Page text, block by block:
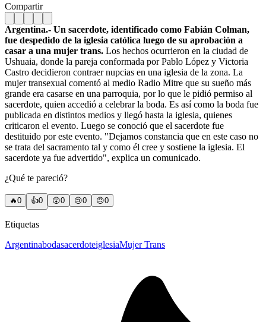
Compartir
Argentina.- Un sacerdote, identificado como Fabián Colman,
fue despedido de la iglesia católica luego de su aprobación a
casar a una mujer trans. Los hechos ocurrieron en la ciudad de
Ushuaia, donde la pareja conformada por Pablo López y Victoria
Castro decidieron contraer nupcias en una iglesia de la zona. La
mujer transexual comentó al medio Radio Mitre que su sueño más
grande era casarse en una parroquia, por lo que le pidió permiso al
sacerdote, quien accedió a celebrar la boda. Es así como la boda fue
publicada en distintos medios y llegó hasta la iglesia, quienes
criticaron el evento. Luego se conoció que el sacerdote fue
destituido por este evento. "Dejamos constancia que en este caso no
se trata del sacramento tal y como él cree y sostiene la iglesia. El
sacerdote ya fue advertido", explica un comunicado.
¿Qué te pareció?
🔥0 👍0 😲0 😢0 😠0
Etiquetas
ArgentinabodasacerdoteiglesiaMujer Trans